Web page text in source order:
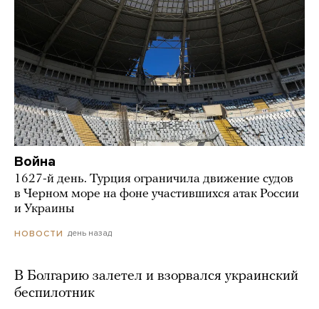
Война
1627-й день. Турция ограничила движение судов
в Черном море на фоне участившихся атак России
и Украины
НОВОСТИ день назад
В Болгарию залетел и взорвался украинский
беспилотник